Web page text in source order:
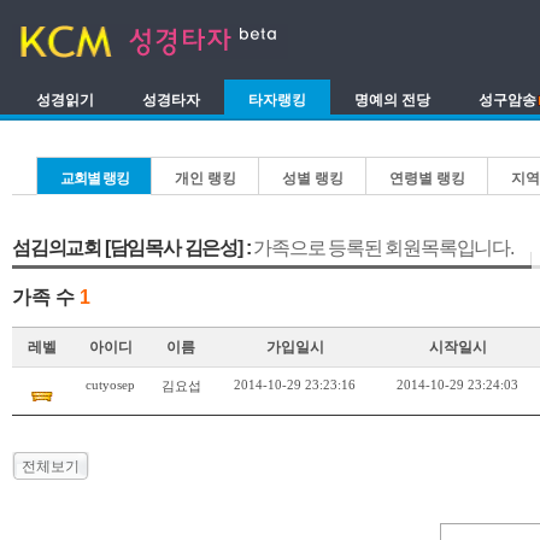
성경읽기 성경타자 타자랭킹 명예의 전당 성구암송
교회별 랭킹 개인 랭킹 성별 랭킹 연령별 랭킹 지
섬김의교회 [담임목사 김은성] :가족으로 등록된 회원목록입니다.
가족 수 1
레벨 아이디 이름 가입일시 시작일시
cutyosep 김요섭 2014-10-29 23:23:16 2014-10-29 23:24:03
전체보기